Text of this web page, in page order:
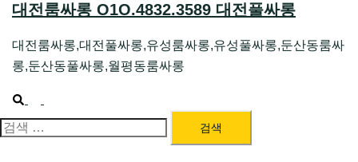
대전룸싸롱 O1O.4832.3589 대전풀싸롱
대전룸싸롱,대전풀싸롱,유성룸싸롱,유성풀싸롱,둔산동룸싸
롱,둔산동풀싸롱,월평동룸싸롱
Search
menu
검